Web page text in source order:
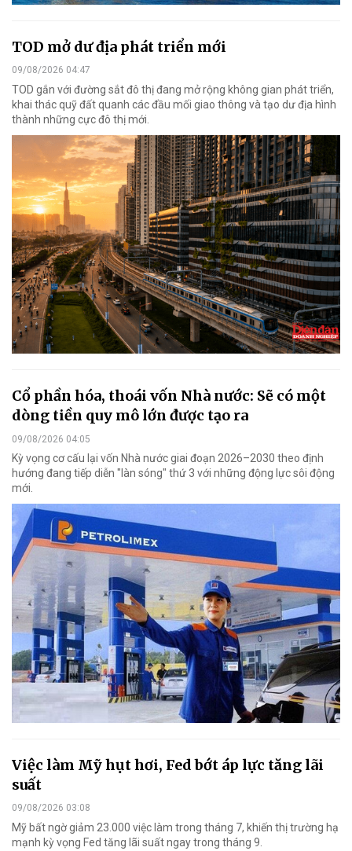
TOD mở dư địa phát triển mới
09/08/2026 04:47
TOD gắn với đường sắt đô thị đang mở rộng không gian phát triển,
khai thác quỹ đất quanh các đầu mối giao thông và tạo dư địa hình
thành những cực đô thị mới.
Cổ phần hóa, thoái vốn Nhà nước: Sẽ có một
dòng tiền quy mô lớn được tạo ra
09/08/2026 04:05
Kỳ vọng cơ cấu lại vốn Nhà nước giai đoạn 2026–2030 theo định
hướng đang tiếp diễn "làn sóng" thứ 3 với những động lực sôi động
mới.
Việc làm Mỹ hụt hơi, Fed bớt áp lực tăng lãi
suất
09/08/2026 03:08
Mỹ bất ngờ giảm 23.000 việc làm trong tháng 7, khiến thị trường hạ
mạnh kỳ vọng Fed tăng lãi suất ngay trong tháng 9.